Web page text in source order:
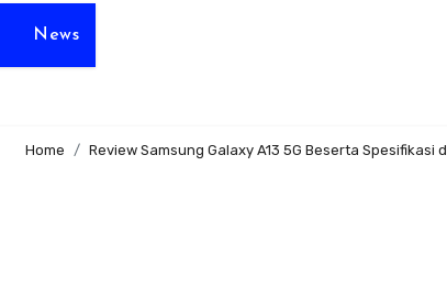
News
Home Review Samsung Galaxy A13 5G Beserta Spesifikasi